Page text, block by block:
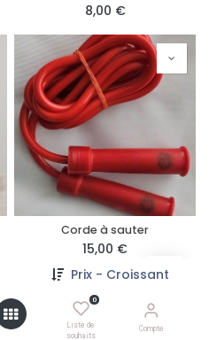
Prix - Croissant
0
Liste de
souhaits
Compte
8,00 €
Corde à sauter
15,00 €